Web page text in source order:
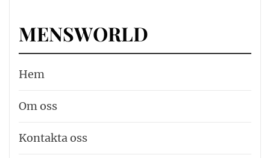
MENSWORLD
Hem
Om oss
Kontakta oss